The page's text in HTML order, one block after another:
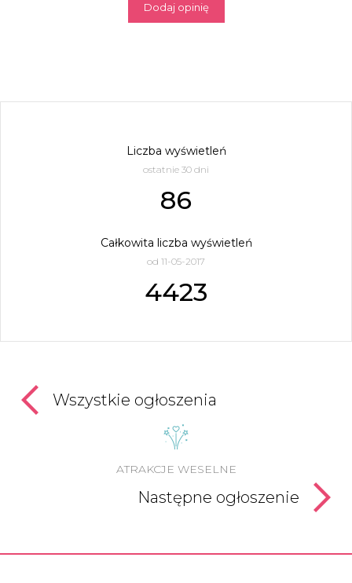
Dodaj opinię
Liczba wyświetleń
ostatnie 30 dni
86
Całkowita liczba wyświetleń
od 11-05-2017
4423
Wszystkie ogłoszenia
ATRAKCJE WESELNE
Następne ogłoszenie